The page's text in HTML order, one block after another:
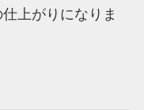
上がりになりま